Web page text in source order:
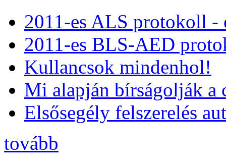
2011-es ALS protokoll -
2011-es BLS-AED
Kullancsok mindenhol!
Mi alapján bírságolják a
Elsősegély felszerelés
tovább